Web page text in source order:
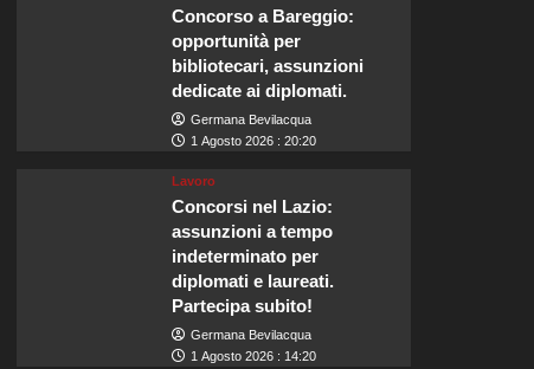
Concorso a Bareggio:
opportunità per
bibliotecari, assunzioni
dedicate ai diplomati.
Germana Bevilacqua
1 Agosto 2026 : 20:20
Lavoro
Concorsi nel Lazio:
assunzioni a tempo
indeterminato per
diplomati e laureati.
Partecipa subito!
Germana Bevilacqua
1 Agosto 2026 : 14:20